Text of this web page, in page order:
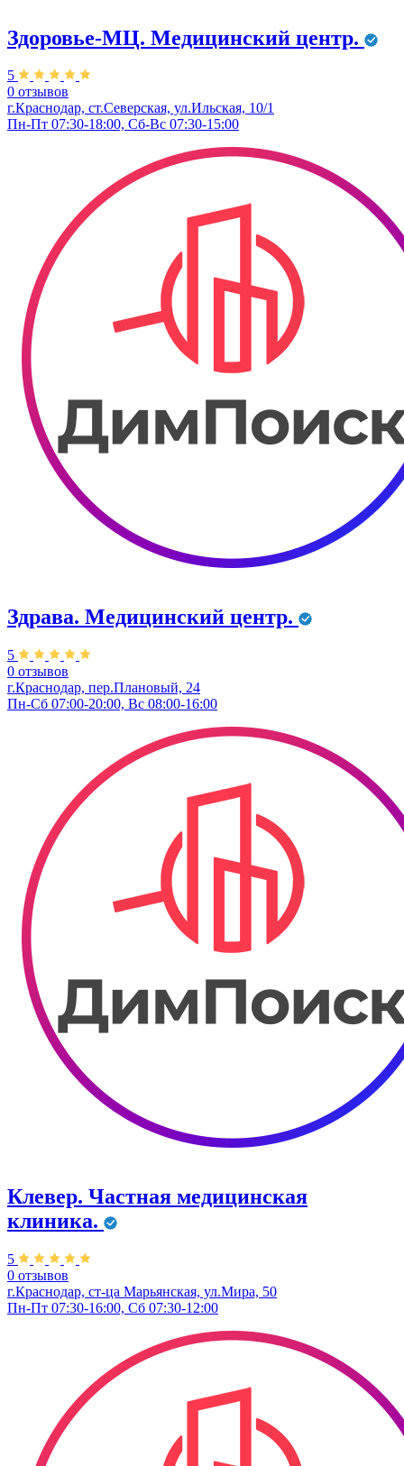
Здоровье-МЦ. Медицинский центр.
5
0 отзывов
г.Краснодар, ст.Северская, ул.Ильская, 10/1
Пн-Пт 07:30-18:00, Сб-Вс 07:30-15:00
Здрава. ​Медицинский центр.
5
0 отзывов
г.Краснодар, пер.Плановый, 24
Пн-Сб 07:00-20:00, Вс 08:00-16:00
Клевер. Частная медицинская
клиника.
5
0 отзывов
г.Краснодар, ст-ца Марьянская, ул.Мира, 50
Пн-Пт 07:30-16:00, Сб 07:30-12:00